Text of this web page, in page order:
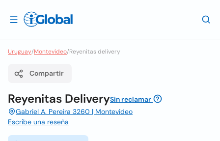
Uruguay/Montevideo/Reyenitas delivery
Compartir
Reyenitas DeliverySin reclamar
Gabriel A. Pereira 3260 | Montevideo
Escribe una reseña